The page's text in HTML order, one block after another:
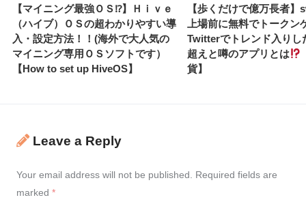
【マイニング最強ＯＳ⁉】Ｈｉｖｅ
（ハイブ）ＯＳの超わかりやすい導
入・設定方法！！(海外で大人気の
マイニング専用ＯＳソフトです）
【How to set up HiveOS】
【歩くだけで億万長者
上場前に無料でトークン
Twitterでトレンド入りし
超えと噂のアプリとは
貨】
Leave a Reply
Your email address will not be published.
Required fields are
marked *